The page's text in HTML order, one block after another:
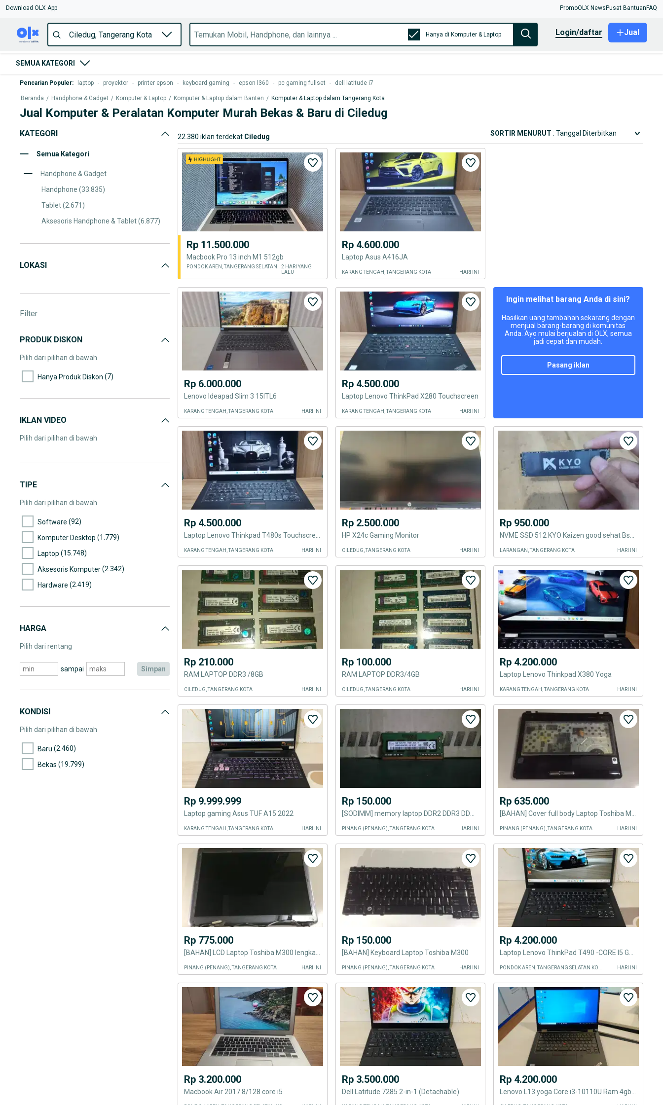
Download OLX App PromoOLX News Pusat Bantuan FAQ
Hanya di Komputer & Laptop login/daftar Jual
SEMUA KATEGORI
Pencarian Populer: laptop - proyektor - printer epson - keyboard gaming - epson l360 - pc gaming fullset - dell latitude i7
Beranda / Handphone & Gadget / Komputer & Laptop / Komputer & Laptop dalam Banten / Komputer & Laptop dalam Tangerang Kota
Jual Komputer & Peralatan Komputer Murah Bekas & Baru di Ciledug
KATEGORI
Semua Kategori
Handphone & Gadget
Handphone (33.835)
Tablet(2.671)
Aksesoris Handphone & Tablet(6.877)
Komputer & Laptop
LOKASI
Filter
PRODUK DISKON
Pilih dari pilihan di bawah
Hanya Produk Diskon (7)
IKLAN VIDEO
Pilih dari pilihan di bawah
TIPE
Pilih dari pilihan di bawah
Software (92)
Komputer Desktop (1.779)
Laptop (15.748)
Aksesoris Komputer(2.342)
Hardware (2.419)
HARGA
Pilih dari rentang
sampai simpan
KONDISI
Pilih dari pilihan di bawah
Baru (2.460)
Bekas (19.799)
22.380 iklan terdekat Ciledug SORTIR MENURUT : Tanggal Diterbitkan
Rp 11.500.000
Macbook Pro 13 inch M1 512gb
2 HARI YANG
LALU
Rp 4.600.000
Laptop Asus A416JA
KARANG TENGAH, TANGERANG KOTA HARI INI
Rp 6.000.000
Lenovo Ideapad Slim 3 15ITL6
KARANG TENGAH, TANGERANG KOTA HARI INI
Rp 4.500.000
Laptop Lenovo ThinkPad X280 Touchscreen
KARANG TENGAH, TANGERANG KOTA HARI INI
Ingin melihat barang Anda di sini?
Hasilkan uang tambahan sekarang dengan
menjual barang-barang di komunitas
Anda. Ayo mulai berjualan di OLX, semua
jadi cepat dan mudah.
pasang iklan
Rp 4.500.000
KARANG TENGAH, TANGERANG KOTA HARI INI
Rp 2.500.000
HP X24c Gaming Monitor
CILEDUG, TANGERANG KOTA HARI INI
Rp 950.000
LARANGAN, TANGERANG KOTA HARI INI
Rp 210.000
RAM LAPTOP DDR3 /8GB
CILEDUG, TANGERANG KOTA HARI INI
Rp 100.000
RAM LAPTOP DDR3/4GB
CILEDUG, TANGERANG KOTA HARI INI
Rp 4.200.000
Laptop Lenovo Thinkpad X380 Yoga
KARANG TENGAH, TANGERANG KOTA HARI INI
Rp 9.999.999
Laptop gaming Asus TUF A15 2022
KARANG TENGAH, TANGERANG KOTA HARI INI
Rp 150.000
PINANG (PENANG), TANGERANG KOTA HARI INI
Rp 635.000
PINANG (PENANG), TANGERANG KOTA HARI INI
Rp 775.000
PINANG (PENANG), TANGERANG KOTA HARI INI
Rp 150.000
[BAHAN] Keyboard Laptop Toshiba M300
PINANG (PENANG), TANGERANG KOTA HARI INI
Rp 4.200.000
HARI INI
Rp 3.200.000
Macbook Air 2017 8/128 core i5
Rp 3.500.000
Dell Latitude 7285 2-in-1 (Detachable).
Rp 4.200.000